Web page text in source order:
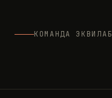
КОМАНДА ЭКВИЛАБ